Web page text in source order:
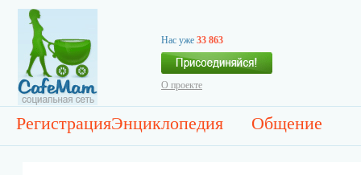
Нас уже 33 863
О проекте
РегистрацияЭнциклопедия Общение